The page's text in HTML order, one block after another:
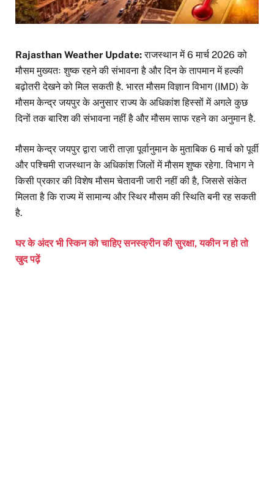
Rajasthan Weather Update:राजस्थान में 6 मार्च 2026 को
मौसम मुख्यतः शुष्क रहने की संभावना है और दिन के तापमान में हल्की
बढ़ोतरी देखने को मिल सकती है. भारत मौसम विज्ञान विभाग (IMD) के
मौसम केन्द्र जयपुर के अनुसार राज्य के अधिकांश हिस्सों में अगले कुछ
दिनों तक बारिश की संभावना नहीं है और मौसम साफ रहने का अनुमान है.
मौसम केन्द्र जयपुर द्वारा जारी ताज़ा पूर्वानुमान के मुताबिक 6 मार्च को पूर्वी
और पश्चिमी राजस्थान के अधिकांश जिलों में मौसम शुष्क रहेगा. विभाग ने
किसी प्रकार की विशेष मौसम चेतावनी जारी नहीं की है, जिससे संकेत
मिलता है कि राज्य में सामान्य और स्थिर मौसम की स्थिति बनी रह सकती
है.
घर के अंदर भी स्किन को चाहिए सनस्क्रीन की सुरक्षा, यकीन न हो तो
खुद पढ़ें